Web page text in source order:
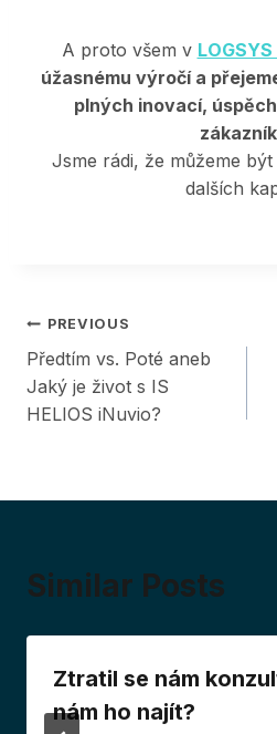
A proto všem v
úžasnému výročí a
plných inovací,
Jsme rádi, že můžeme
dalších
Post
navigation
PREVIOUS
Předtím vs. Poté aneb
Jaký je život s IS
HELIOS iNuvio?
Similar Posts
Ztratil se nám
nám ho najít?